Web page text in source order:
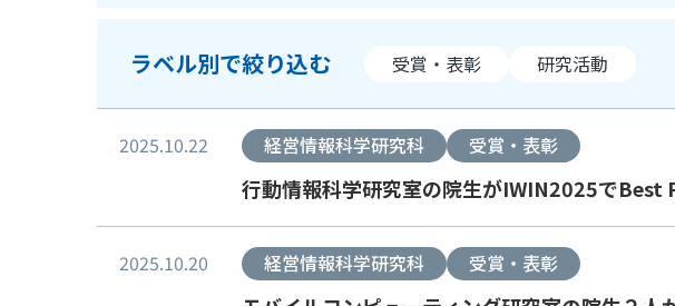
ラベル別で絞り込む 受賞・表彰 研究活動
2025.10.22 経営情報科学研究科 受賞・表彰
行動情報科学研究室の院生がIWIN2025で
2025.10.20 経営情報科学研究科 受賞・表彰